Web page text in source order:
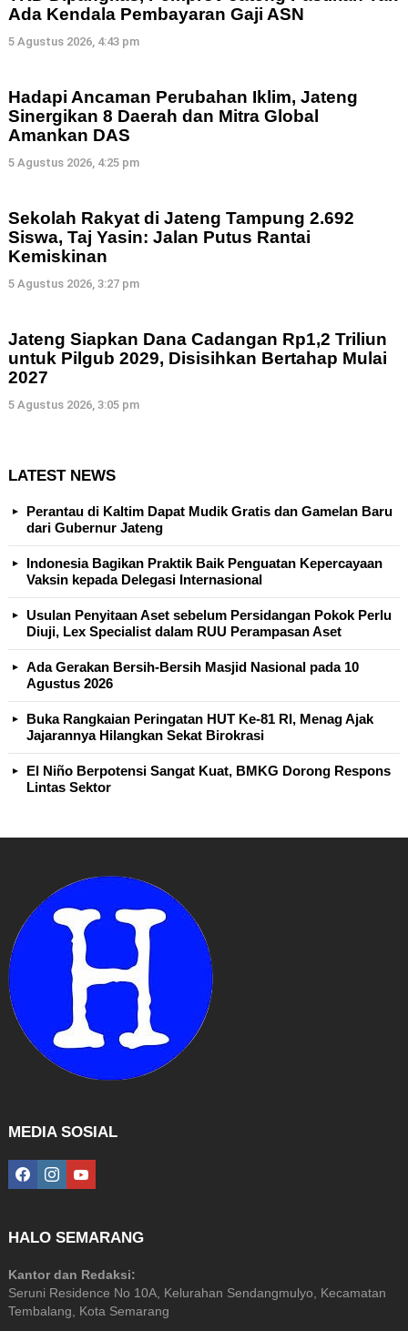
Ada Kendala Pembayaran Gaji ASN
5 Agustus 2026, 4:43 pm
Hadapi Ancaman Perubahan Iklim, Jateng
Sinergikan 8 Daerah dan Mitra Global
Amankan DAS
5 Agustus 2026, 4:25 pm
Sekolah Rakyat di Jateng Tampung 2.692
Siswa, Taj Yasin: Jalan Putus Rantai
Kemiskinan
5 Agustus 2026, 3:27 pm
Jateng Siapkan Dana Cadangan Rp1,2 Triliun
untuk Pilgub 2029, Disisihkan Bertahap Mulai
2027
5 Agustus 2026, 3:05 pm
LATEST NEWS
Perantau di Kaltim Dapat Mudik Gratis dan Gamelan Baru
dari Gubernur Jateng
Indonesia Bagikan Praktik Baik Penguatan Kepercayaan
Vaksin kepada Delegasi Internasional
Usulan Penyitaan Aset sebelum Persidangan Pokok Perlu
Diuji, Lex Specialist dalam RUU Perampasan Aset
Ada Gerakan Bersih-Bersih Masjid Nasional pada 10
Agustus 2026
Buka Rangkaian Peringatan HUT Ke-81 RI, Menag Ajak
Jajarannya Hilangkan Sekat Birokrasi
El Niño Berpotensi Sangat Kuat, BMKG Dorong Respons
Lintas Sektor
MEDIA SOSIAL
facebookinstagramyoutube
HALO SEMARANG
Kantor dan Redaksi:
Seruni Residence No 10A, Kelurahan Sendangmulyo, Kecamatan
Tembalang, Kota Semarang